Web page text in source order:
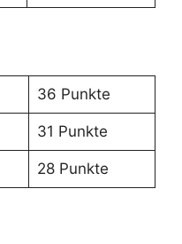
36 Punkte
31 Punkte
28 Punkte